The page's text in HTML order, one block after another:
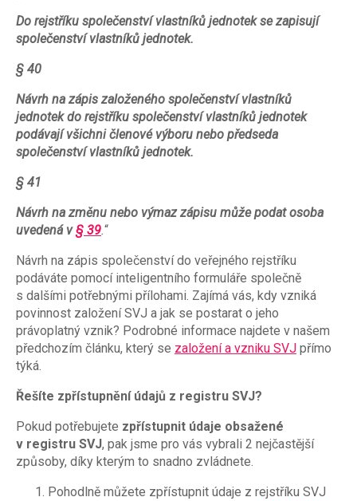
Do rejstříku společenství vlastníků jednotek se zapisují
společenství vlastníků jednotek.
§ 40
Návrh na zápis založeného společenství vlastníků
jednotek do rejstříku společenství vlastníků jednotek
podávají všichni členové výboru nebo předseda
společenství vlastníků jednotek.
§ 41
Návrh na změnu nebo výmaz zápisu může podat osoba
uvedená v§ 39.“
Návrh na zápis společenství do veřejného rejstříku
podáváte pomocí inteligentního formuláře společně
s dalšími potřebnými přílohami. Zajímá vás, kdy vzniká
povinnost založení SVJ a jak se postarat o jeho
právoplatný vznik? Podrobné informace najdete v našem
předchozím článku, který se založení a vzniku SVJ přímo
týká.
Řešíte zpřístupnění údajů z registru SVJ?
Pokud potřebujete zpřístupnit údaje obsažené
v registru SVJ, pak jsme pro vás vybrali 2 nejčastější
způsoby, díky kterým to snadno zvládnete.
Pohodlně můžete zpřístupnit údaje z rejstříku SVJ